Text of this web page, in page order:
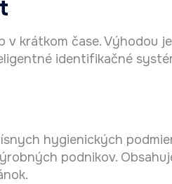
krátkom čase. Výhodou je
identifikačné
hygienických
podnikov.